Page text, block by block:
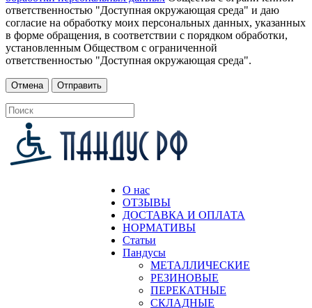
ответственностью "Доступная окружающая среда" и даю
согласие на обработку моих персональных данных, указанных
в форме обращения, в соответствии с порядком обработки,
установленным Обществом с ограниченной
ответственностью "Доступная окружающая среда".
О нас
ОТЗЫВЫ
ДОСТАВКА И ОПЛАТА
НОРМАТИВЫ
Статьи
Пандусы
МЕТАЛЛИЧЕСКИЕ
РЕЗИНОВЫЕ
ПЕРЕКАТНЫЕ
СКЛАДНЫЕ